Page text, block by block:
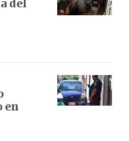
del
en